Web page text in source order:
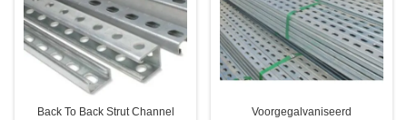
Back To Back Strut Channel
Voorgegalvaniseerd